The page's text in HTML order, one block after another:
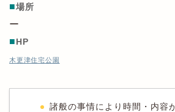
■場所
ー
■HP
木更津住宅公園
諸般の事情により時間・内容